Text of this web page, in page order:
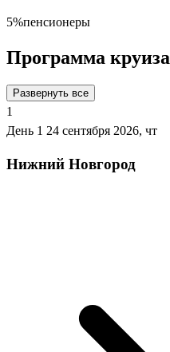
5%пенсионеры
Программа круиза
Развернуть все
1
День 1 24 сентября 2026, чт
Нижний Новгород